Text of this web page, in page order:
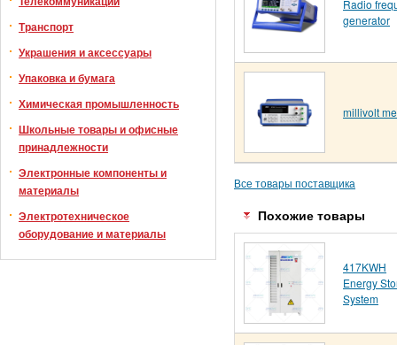
Транспорт
Украшения и аксессуары
Упаковка и бумага
Химическая промышленность
Школьные товары и офисные
принадлежности
Электронные компоненты и
материалы
Электротехническое
оборудование и материалы
Radio
generator
millivolt
Все товары поставщика
Похожие товары
417KWH
Energy
System